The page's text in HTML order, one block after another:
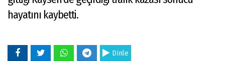
hayatını kaybetti.
Dinle